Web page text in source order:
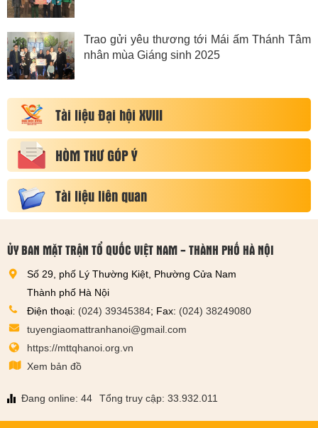
Trao gửi yêu thương tới Mái ấm Thánh Tâm
nhân mùa Giáng sinh 2025
Tài liệu Đại hội XVIII
HÒM THƯ GÓP Ý
Tài liệu liên quan
ỦY BAN MẶT TRẬN TỔ QUỐC VIỆT NAM - THÀNH PHỐ HÀ NỘI
Số 29, phố Lý Thường Kiệt, Phường Cửa Nam
Thành phố Hà Nội
Điện thoại: (024) 39345384; Fax: (024) 38249080
tuyengiaomattranhanoi@gmail.com
https://mttqhanoi.org.vn
Xem bản đồ
Đang online: 44 Tổng truy cập: 33.932.011